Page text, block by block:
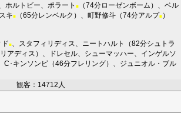
ホルトビー ポラート ■ （74分ローゼンボーム ）、 ベル
キ■ （65分レンベルク ）、 町野修斗 （74分アルプ■ ）
ド■ スタフィリディス ニートハルト （82分シュトラ
アディス ）、 ドレセル シューマッハー
インゲルソ
C･キンソンビ （46分フレリング）、 ジュニオル・ブル
観客：14712人